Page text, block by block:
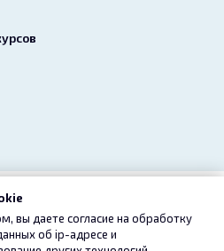
Конфиденциальность
вы даете согласие на обработку
об ip-адресе и